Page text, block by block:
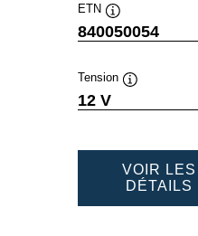
ETN
Infobulle
840050054
Tension
12 V
VOIR LES
DÉTAILS